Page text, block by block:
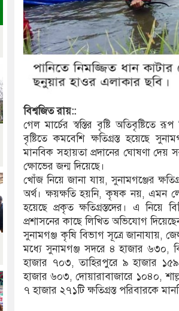
বিশ্বজিত রায়::
গেল মার্চের স্বস্তির বৃষ্টি
বৃষ্টিতে কমবেশি ক্ষতিগ্রস্ত হয়েছে
মানবিক সহায়তা প্রদানের ঘোষণা দেয়
ক্ষোভের জন্ম দিয়েছে।
খোঁজ নিয়ে জানা যায়, সুনামগঞ্জের
অর্থ। ক্ষয়ক্ষতি হয়নি, কৃষক নয়, এমন
হয়েছে প্রকৃত ক্ষতিগ্রস্তদের। এ নিয়ে
প্রশাসনের কাছে লিখিত অভিযোগ দিয়েছেন
সুনামগঞ্জ কৃষি বিভাগ সূত্রে জানাযায়,
মধ্যে সুনামগঞ্জ সদরে ৪ হাজার ৬৩০,
হাজার ৭০৩, তাহিরপুরে ৯ হাজার
হাজার ৬০৩, দোয়ারাবাজারে ১০৪০,
৭ হাজার ২৭১টি ক্ষতিগ্রস্ত পরিবারকে